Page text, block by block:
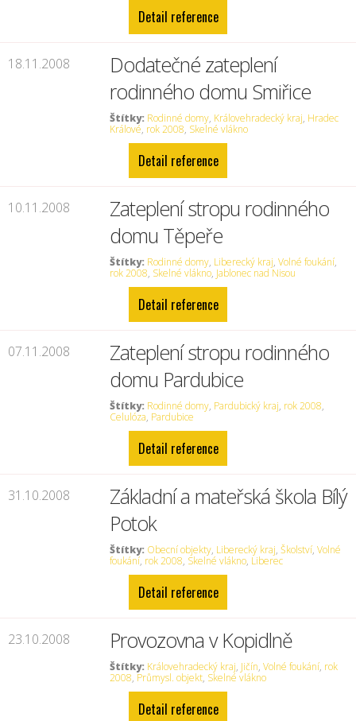
Detail reference
18.11.2008
Dodatečné zateplení
rodinného domu Smiřice
Štítky: Rodinné domy, Královehradecký kraj, Hradec
Králové, rok 2008, Skelné vlákno
Detail reference
10.11.2008
Zateplení stropu rodinného
domu Těpeře
Štítky: Rodinné domy, Liberecký kraj,Volné foukání,
rok 2008, Skelné vlákno, Jablonec nad Nisou
Detail reference
07.11.2008
Zateplení stropu rodinného
domu Pardubice
Štítky: Rodinné domy, Pardubický kraj, rok 2008,
Celulóza, Pardubice
Detail reference
31.10.2008
Základní a mateřská škola Bílý
Potok
Štítky: Obecní objekty, Liberecký kraj,Školství,Volné
foukání, rok 2008, Skelné vlákno, Liberec
Detail reference
23.10.2008 Provozovna v Kopidlně
Štítky: Královehradecký kraj, Jičín,Volné foukání, rok
2008, Průmysl. objekt, Skelné vlákno
Detail reference